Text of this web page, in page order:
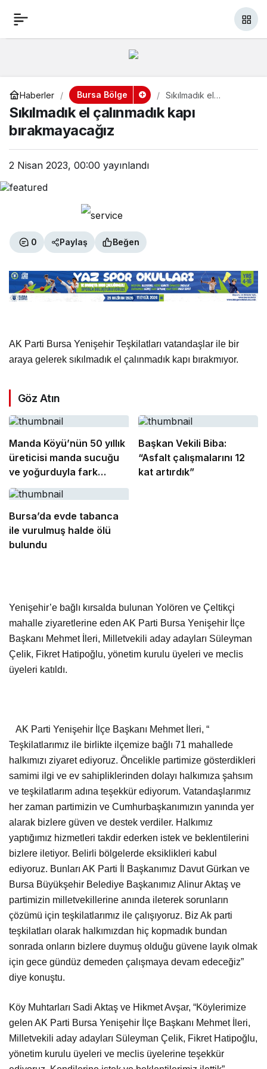
Haberler Bursa Bölge
Sıkılmadık el
çalınmadık kapı
bırakmayacağız
Sıkılmadık el çalınmadık kapı
bırakmayacağız
2 Nisan 2023, 00:00 yayınlandı
0 Paylaş Beğen
AK Parti Bursa Yenişehir Teşkilatları vatandaşlar ile bir
araya gelerek sıkılmadık el çalınmadık kapı bırakmıyor.
Göz Atın
Manda Köyü’nün 50 yıllık
üreticisi manda sucuğu
ve yoğurduyla fark
oluşturdu
Başkan Vekili Biba:
“Asfalt çalışmalarını 12
kat artırdık”
Bursa’da evde tabanca
ile vurulmuş halde ölü
bulundu
Yenişehir’e bağlı kırsalda bulunan Yolören ve Çeltikçi
mahalle ziyaretlerine eden AK Parti Bursa Yenişehir İlçe
Başkanı Mehmet İleri, Milletvekili aday adayları Süleyman
Çelik, Fikret Hatipoğlu, yönetim kurulu üyeleri ve meclis
üyeleri katıldı.
AK Parti Yenişehir İlçe Başkanı Mehmet İleri, “
Teşkilatlarımız ile birlikte ilçemize bağlı 71 mahallede
halkımızı ziyaret ediyoruz. Öncelikle partimize gösterdikleri
samimi ilgi ve ev sahipliklerinden dolayı halkımıza şahsım
ve teşkilatlarım adına teşekkür ediyorum. Vatandaşlarımız
her zaman partimizin ve Cumhurbaşkanımızın yanında yer
alarak bizlere güven ve destek verdiler. Halkımız
yaptığımız hizmetleri takdir ederken istek ve beklentilerini
bizlere iletiyor. Belirli bölgelerde eksiklikleri kabul
ediyoruz. Bunları AK Parti İl Başkanımız Davut Gürkan ve
Bursa Büyükşehir Belediye Başkanımız Alinur Aktaş ve
partimizin milletvekillerine anında ileterek sorunların
çözümü için teşkilatlarımız ile çalışıyoruz. Biz Ak parti
teşkilatları olarak halkımızdan hiç kopmadık bundan
sonrada onların bizlere duymuş olduğu güvene layık olmak
için gece gündüz demeden çalışmaya devam edeceğiz”
diye konuştu.
Köy Muhtarları Sadi Aktaş ve Hikmet Avşar, “Köylerimize
gelen AK Parti Bursa Yenişehir İlçe Başkanı Mehmet İleri,
Milletvekili aday adayları Süleyman Çelik, Fikret Hatipoğlu,
yönetim kurulu üyeleri ve meclis üyelerine teşekkür
Sıkılmadık el çalınmadık Paylaş